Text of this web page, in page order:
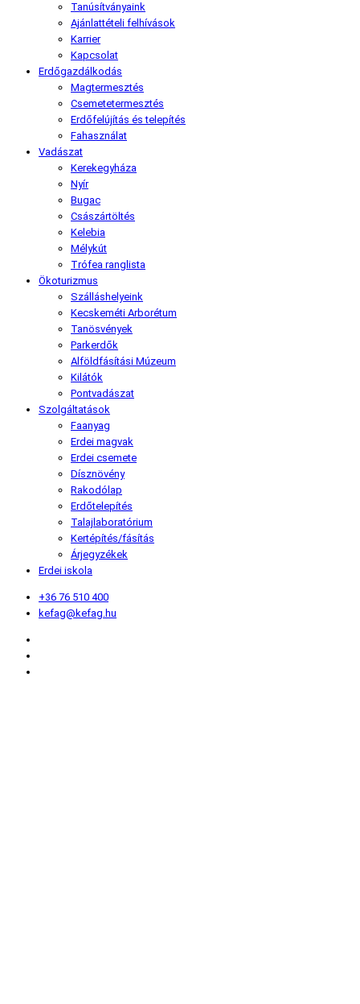
Tanúsítványaink
Ajánlattételi felhívások
Karrier
Kapcsolat
Erdőgazdálkodás
Magtermesztés
Csemetetermesztés
Erdőfelújítás és telepítés
Fahasználat
Vadászat
Kerekegyháza
Nyír
Bugac
Császártöltés
Kelebia
Mélykút
Trófea ranglista
Ökoturizmus
Szálláshelyeink
Kecskeméti Arborétum
Tanösvények
Parkerdők
Alföldfásítási Múzeum
Kilátók
Pontvadászat
Szolgáltatások
Faanyag
Erdei magvak
Erdei csemete
Dísznövény
Rakodólap
Erdőtelepítés
Talajlaboratórium
Kertépítés/fásítás
Árjegyzékek
Erdei iskola
+36 76 510 400
kefag@kefag.hu